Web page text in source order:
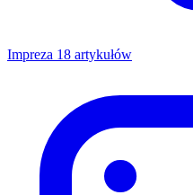
Impreza 18 artykułów